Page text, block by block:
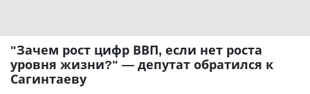
"Зачем рост цифр ВВП, если нет роста
уровня жизни?" — депутат обратился к
Сагинтаеву